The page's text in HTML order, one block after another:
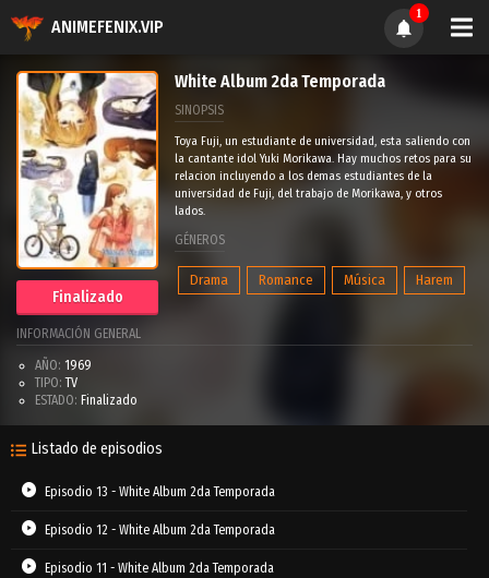
ANIMEFENIX.VIP
1
Finalizado
White Album 2da Temporada
SINOPSIS
Toya Fuji, un estudiante de universidad, esta saliendo con
la cantante idol Yuki Morikawa. Hay muchos retos para su
relacion incluyendo a los demas estudiantes de la
universidad de Fuji, del trabajo de Morikawa, y otros
lados.
GÉNEROS
Drama Romance Música Harem
INFORMACIÓN GENERAL
AÑO: 1969
TIPO: TV
ESTADO: Finalizado
Listado de episodios
Episodio 13 - White Album 2da Temporada
Episodio 12 - White Album 2da Temporada
Episodio 11 - White Album 2da Temporada